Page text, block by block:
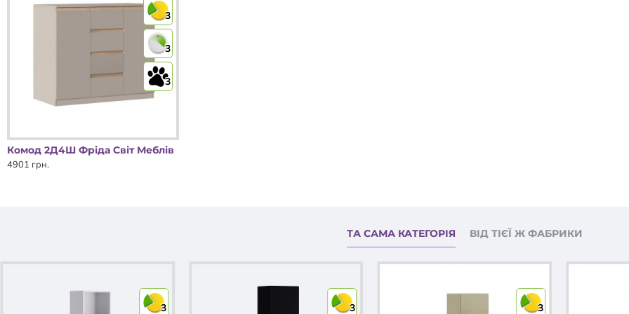
3
3
3
Комод 2Д4Ш Фріда Світ Меблів
4901 грн.
ТА САМА КАТЕГОРІЯ ВІД ТІЄЇ Ж ФАБРИКИ
3 3 3